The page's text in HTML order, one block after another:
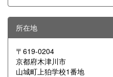
所在地
〒619-0204
京都府木津川市
山城町上狛学校1番地